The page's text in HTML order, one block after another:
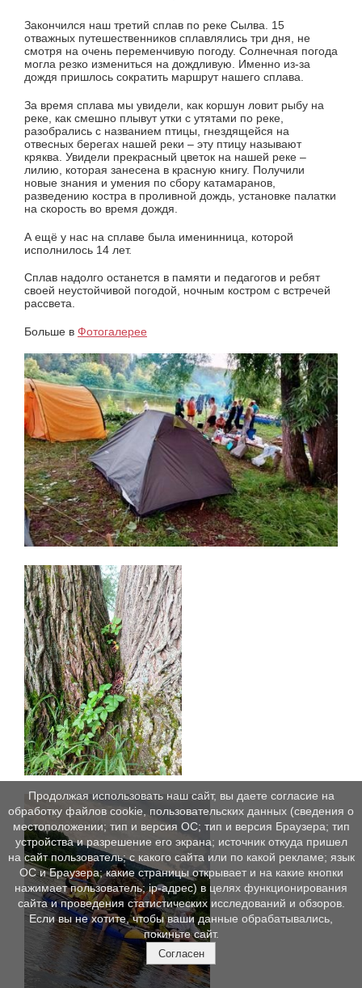
Закончился наш третий сплав по реке Сылва. 15
отважных путешественников сплавлялись три дня, не
смотря на очень переменчивую погоду. Солнечная погода
могла резко измениться на дождливую. Именно из-за
дождя пришлось сократить маршрут нашего сплава.
За время сплава мы увидели, как коршун ловит рыбу на
реке, как смешно плывут утки с утятами по реке,
разобрались с названием птицы, гнездящейся на
отвесных берегах нашей реки – эту птицу называют
кряква. Увидели прекрасный цветок на нашей реке –
лилию, которая занесена в красную книгу. Получили
новые знания и умения по сбору катамаранов,
разведению костра в проливной дождь, установке палатки
на скорость во время дождя.
А ещё у нас на сплаве была именинница, которой
исполнилось 14 лет.
Сплав надолго останется в памяти и педагогов и ребят
своей неустойчивой погодой, ночным костром с встречей
рассвета.
Больше в Фотогалерее
Продолжая использовать наш сайт, вы даете согласие на
обработку файлов cookie, пользовательских данных (сведения о
местоположении; тип и версия ОС; тип и версия Браузера; тип
устройства и разрешение его экрана; источник откуда пришел
на сайт пользователь; с какого сайта или по какой рекламе; язык
ОС и Браузера; какие страницы открывает и на какие кнопки
нажимает пользователь; ip-адрес) в целях функционирования
сайта и проведения статистических исследований и обзоров.
Если вы не хотите, чтобы ваши данные обрабатывались,
покиньте сайт.
Согласен